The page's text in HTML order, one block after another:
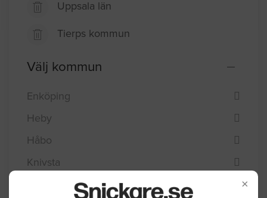
×
Uppsala län
Tierps kommun
Välj kommun
Enköping
Heby
Håbo
Knivsta